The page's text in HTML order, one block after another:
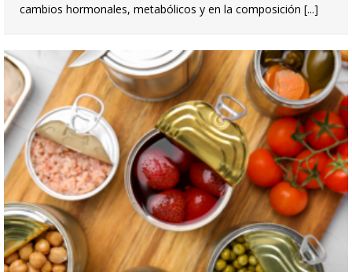
cambios hormonales, metabólicos y en la composición [...]